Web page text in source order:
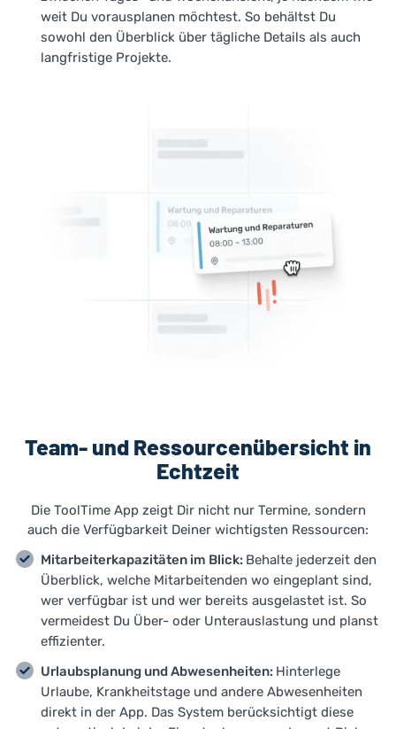
weit Du vorausplanen möchtest. So behältst Du
sowohl den Überblick über tägliche Details als auch
langfristige Projekte.
Team- und Ressourcenübersicht in
Echtzeit
Die ToolTime App zeigt Dir nicht nur Termine, sondern
auch die Verfügbarkeit Deiner wichtigsten Ressourcen:
Mitarbeiterkapazitäten im Blick: Behalte jederzeit den
Überblick, welche Mitarbeitenden wo eingeplant sind,
wer verfügbar ist und wer bereits ausgelastet ist. So
vermeidest Du Über- oder Unterauslastung und planst
effizienter.
Urlaubsplanung und Abwesenheiten: Hinterlege
Urlaube, Krankheitstage und andere Abwesenheiten
direkt in der App. Das System berücksichtigt diese